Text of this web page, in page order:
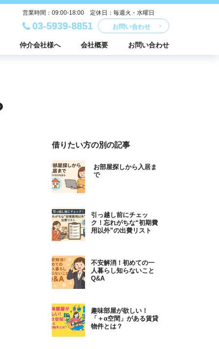
営業時間：09:00-18:00 定休日：毎週火・水曜日
03-5939-8851 お問い合わせ
仲介会社様へ 会社概要 お問い合わせ
借りたい方の別の記事
お部屋探しから入居ま
で
引っ越し前にチェッ
ク！忘れがちな“初期費
用以外”の出費リスト
不安解消！初めての一
人暮らし知らないこと
Q&A
趣味部屋が欲しい！
「＋α空間」がある賃貸
物件とは？